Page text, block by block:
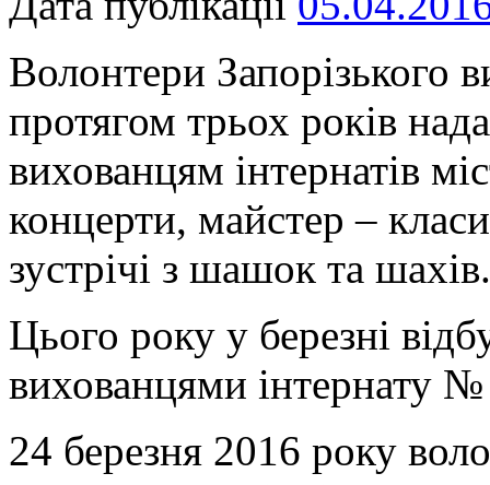
Волонтери Запорізького
протягом трьох років
вихованцям інтернатів
концерти, майстер –
зустрічі з шашок та шахів.
Цього року у березні
вихованцями інтернату
24 березня 2016 року